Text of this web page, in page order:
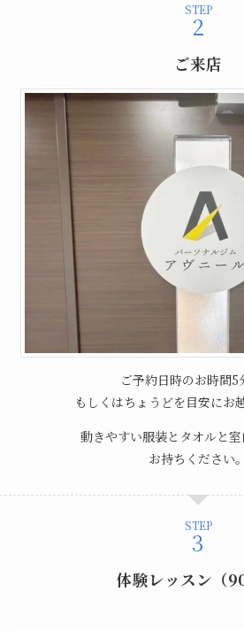
STEP
ご来店
ご予約日時のお時間5
もしくはちょうどを目安にお
動きやすい服装とタオルと
お持ちください。
STEP
体験レッスン（90